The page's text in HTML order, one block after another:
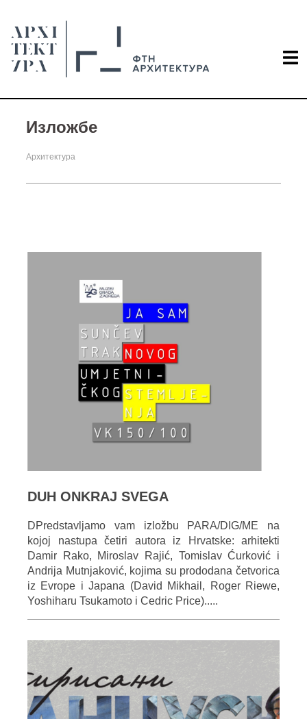
Изложбе
Архитектура
DUH ONKRAJ SVEGA
DPredstavljamo vam izložbu PARA/DIG/ME na
kojoj nastupa četiri autora iz Hrvatske: arhitekti
Damir Rako, Miroslav Rajić, Tomislav Ćurković i
Andrija Mutnjaković, kojima su prododana četvorica
iz Evrope i Japana (David Mikhail, Roger Riewe,
Yoshiharu Tsukamoto i Cedric Price).....